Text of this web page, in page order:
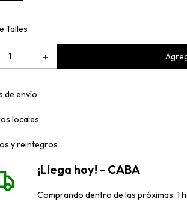
Talles
de envío
locales
y reintegros
¡Llega hoy! - CABA
Comprando dentro de las próximas: 1